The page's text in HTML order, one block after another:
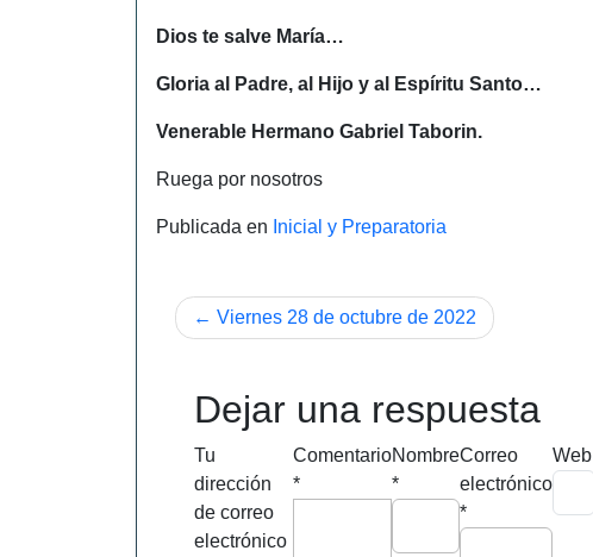
Dios te salve María…
Gloria al Padre, al Hijo y al Espíritu Santo…
Venerable Hermano Gabriel Taborin.
Ruega por nosotros
Publicada en Inicial y Preparatoria
Navegación
entradas
Viernes 28 de octubre de 2022
Dejar una respuesta
Tu
dirección
de correo
electrónico
Comentario
*
Nombre
*
Correo
electrónico
*
Web